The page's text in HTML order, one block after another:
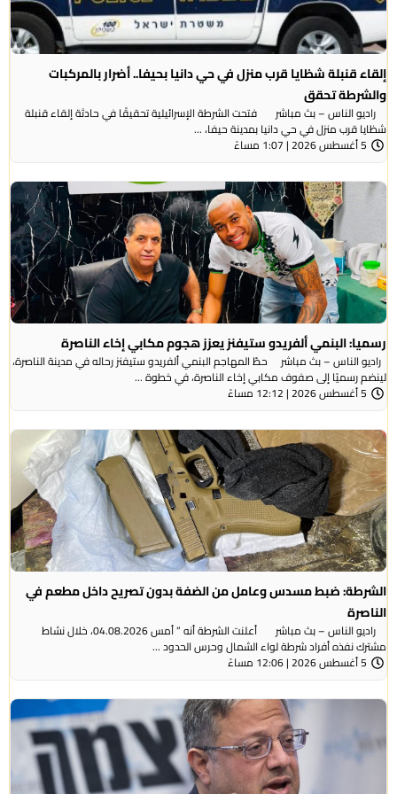
إلقاء قنبلة شظايا قرب منزل في حي دانيا بحيفا.. أضرار بالمركبات
والشرطة تحقق
راديو الناس – بث مباشر فتحت الشرطة الإسرائيلية تحقيقًا في حادثة إلقاء قنبلة
شظايا قرب منزل في حي دانيا بمدينة حيفا، ...
5 أغسطس 2026 | 1:07 مساءً
رسميا: البنمي ألفريدو ستيفنز يعزز هجوم مكابي إخاء الناصرة
راديو الناس – بث مباشر حطّ المهاجم البنمي ألفريدو ستيفنز رحاله في مدينة الناصرة،
لينضم رسميًا إلى صفوف مكابي إخاء الناصرة، في خطوة ...
5 أغسطس 2026 | 12:12 مساءً
الشرطة: ضبط مسدس وعامل من الضفة بدون تصريح داخل مطعم في
الناصرة
راديو الناس – بث مباشر أعلنت الشرطة أنه ” أمس 04.08.2026، خلال نشاط
مشترك نفذه أفراد شرطة لواء الشمال وحرس الحدود ...
5 أغسطس 2026 | 12:06 مساءً